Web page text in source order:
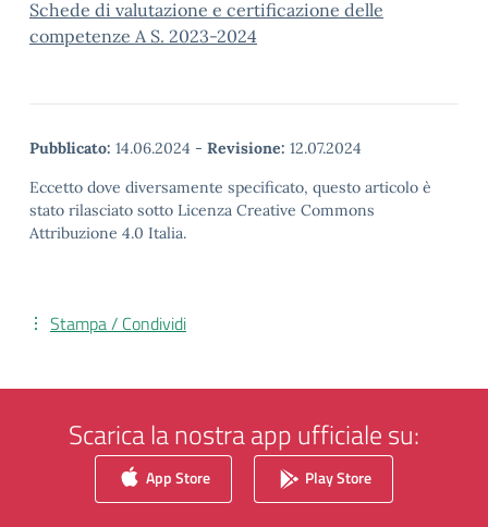
Schede di valutazione e certificazione delle
competenze A S. 2023-2024
Pubblicato: 14.06.2024 - Revisione: 12.07.2024
Eccetto dove diversamente specificato, questo articolo è
stato rilasciato sotto Licenza Creative Commons
Attribuzione 4.0 Italia.
Stampa / Condividi
Scarica la nostra app ufficiale su:
App Store Play Store